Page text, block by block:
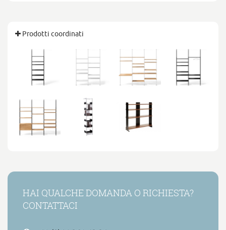
Prodotti coordinati
HAI QUALCHE DOMANDA O RICHIESTA?
CONTATTACI